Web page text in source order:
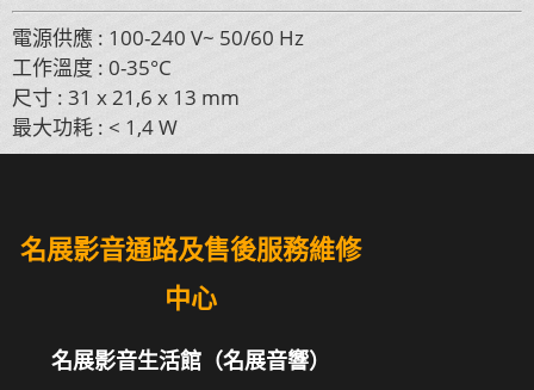
電源供應 : 100-240 V~ 50/60 Hz
工作溫度 : 0-35°C
尺寸 : 31 x 21,6 x 13 mm
最大功耗 : < 1,4 W
名展影音通路及售後服務維修
中心
名展影音生活館（名展音響）